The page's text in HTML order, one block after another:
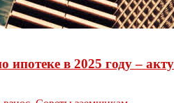
ипотеке в 2025 году –